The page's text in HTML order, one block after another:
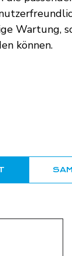
Wartung,
können.